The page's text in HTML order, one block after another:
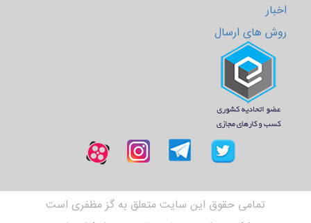
اخبار
روش های ارسال
تمامی حقوق این سایت متعلق به گز مظفری است